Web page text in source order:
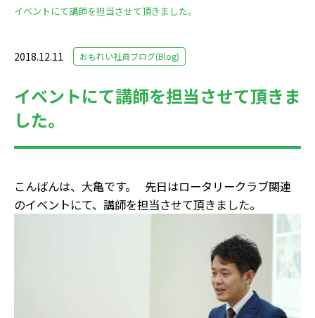
イベントにて講師を担当させて頂きました。
2018.12.11 おもれい社員ブログ(Blog)
イベントにて講師を担当させて頂きま
した。
こんばんは、大亀です。 先日はロータリークラブ関連
のイベントにて、講師を担当させて頂きました。